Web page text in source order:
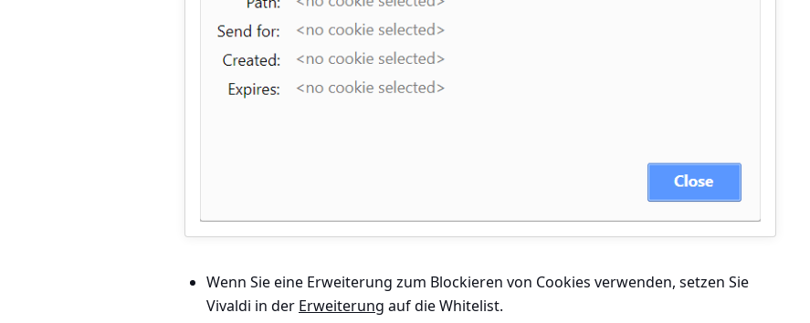
Wenn Sie eine Erweiterung zum Blockieren von Cookies verwenden, setzen Sie
Vivaldi in der Erweiterung auf die Whitelist.